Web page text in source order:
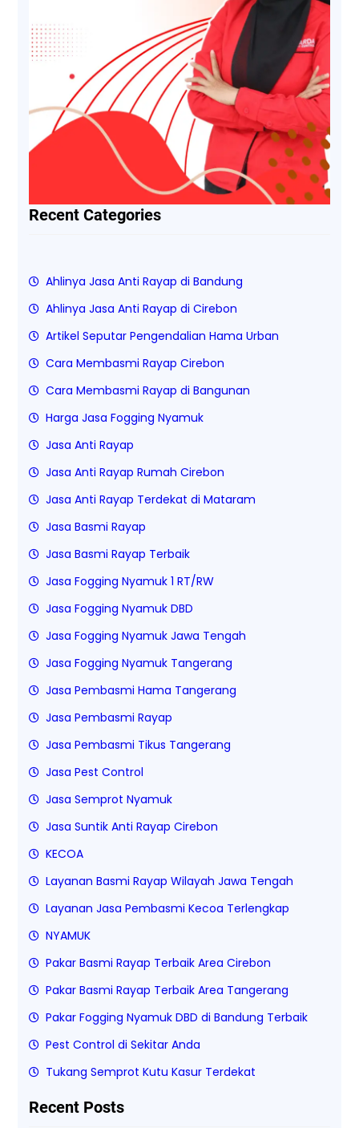
Recent Categories
Ahlinya Jasa Anti Rayap di Bandung
Ahlinya Jasa Anti Rayap di Cirebon
Artikel Seputar Pengendalian Hama Urban
Cara Membasmi Rayap Cirebon
Cara Membasmi Rayap di Bangunan
Harga Jasa Fogging Nyamuk
Jasa Anti Rayap
Jasa Anti Rayap Rumah Cirebon
Jasa Anti Rayap Terdekat di Mataram
Jasa Basmi Rayap
Jasa Basmi Rayap Terbaik
Jasa Fogging Nyamuk 1 RT/RW
Jasa Fogging Nyamuk DBD
Jasa Fogging Nyamuk Jawa Tengah
Jasa Fogging Nyamuk Tangerang
Jasa Pembasmi Hama Tangerang
Jasa Pembasmi Rayap
Jasa Pembasmi Tikus Tangerang
Jasa Pest Control
Jasa Semprot Nyamuk
Jasa Suntik Anti Rayap Cirebon
KECOA
Layanan Basmi Rayap Wilayah Jawa Tengah
Layanan Jasa Pembasmi Kecoa Terlengkap
NYAMUK
Pakar Basmi Rayap Terbaik Area Cirebon
Pakar Basmi Rayap Terbaik Area Tangerang
Pakar Fogging Nyamuk DBD di Bandung Terbaik
Pest Control di Sekitar Anda
Tukang Semprot Kutu Kasur Terdekat
Recent Posts